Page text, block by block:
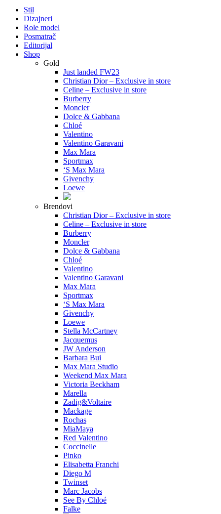
Stil
Dizajneri
Role model
Posmatrač
Editorijal
Shop
Gold
Just landed FW23
Christian Dior – Exclusive in store
Celine – Exclusive in store
Burberry
Moncler
Dolce & Gabbana
Chloé
Valentino
Valentino Garavani
Max Mara
Sportmax
‘S Max Mara
Givenchy
Loewe
Brendovi
Christian Dior – Exclusive in store
Celine – Exclusive in store
Burberry
Moncler
Dolce & Gabbana
Chloé
Valentino
Valentino Garavani
Max Mara
Sportmax
‘S Max Mara
Givenchy
Loewe
Stella McCartney
Jacquemus
JW Anderson
Barbara Bui
Max Mara Studio
Weekend Max Mara
Victoria Beckham
Marella
Zadig&Voltaire
Mackage
Rochas
MiaMaya
Red Valentino
Coccinelle
Pinko
Elisabetta Franchi
Diego M
Twinset
Marc Jacobs
See By Chloé
Falke